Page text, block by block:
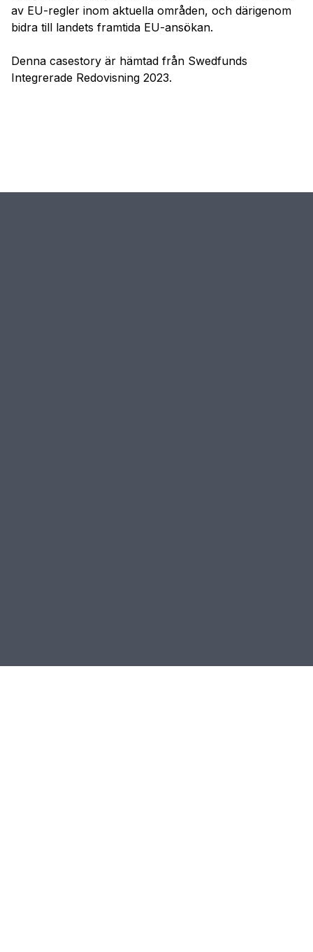
av EU-regler inom aktuella områden, och därigenom
bidra till landets framtida EU-ansökan.
Denna casestory är hämtad från Swedfunds
Integrerade Redovisning 2023.